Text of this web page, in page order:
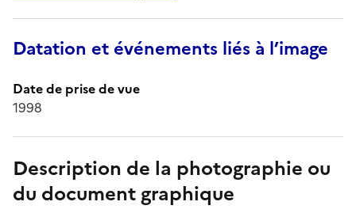
Datation et événements liés à l’image
Date de prise de vue
1998
Description de la photographie ou
du document graphique